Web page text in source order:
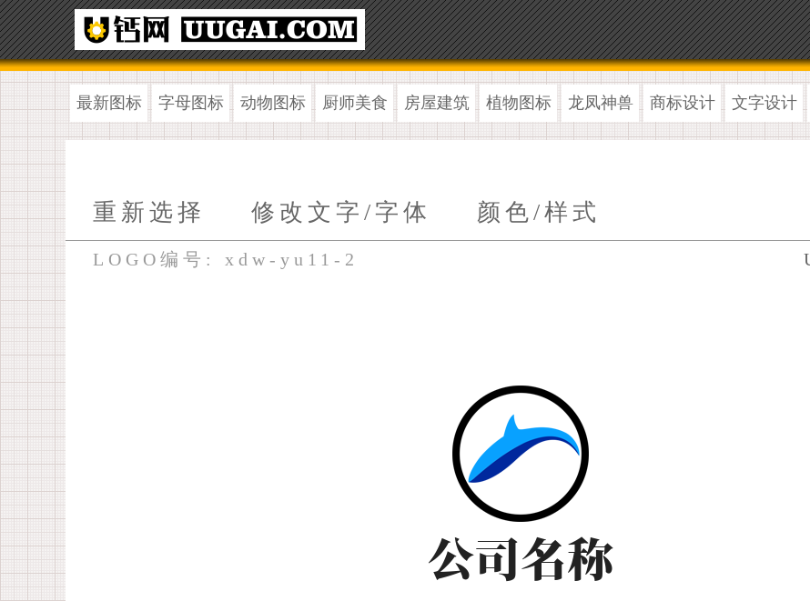
最新图标 字母图标 动物图标 厨师美食 房屋建筑 植物图标 龙凤神兽 商标设计 文字设计
重新选择 修改文字/字体 颜色/样式
LOGO编号: xdw-yu11-2